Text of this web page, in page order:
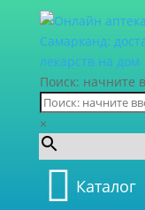
Поиск: начните
×
Каталог